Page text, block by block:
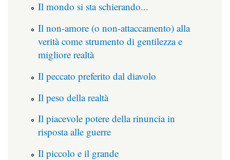
Il mondo si sta schierando...
Il non-amore (o non-attaccamento) alla
verità come strumento di gentilezza e
migliore realtà
Il peccato preferito dal diavolo
Il peso della realtà
Il piacevole potere della rinuncia in
risposta alle guerre
Il piccolo e il grande